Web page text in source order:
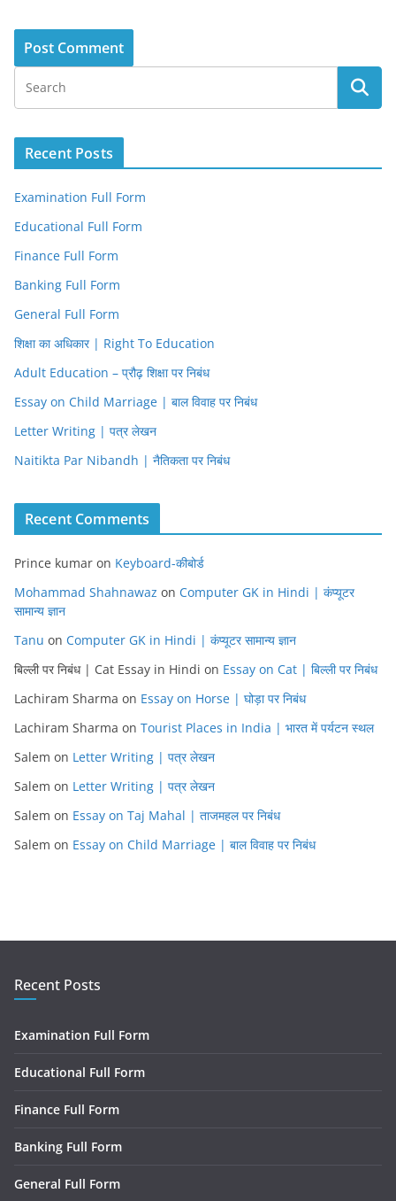
Recent Posts
Examination Full Form
Educational Full Form
Finance Full Form
Banking Full Form
General Full Form
शिक्षा का अधिकार | Right To Education
Adult Education – प्रौढ़ शिक्षा पर निबंध
Essay on Child Marriage | बाल विवाह पर निबंध
Letter Writing | पत्र लेखन
Naitikta Par Nibandh | नैतिकता पर निबंध
Recent Comments
Prince kumar on Keyboard-कीबोर्ड
Mohammad Shahnawaz on Computer GK in Hindi | कंप्यूटर
सामान्य ज्ञान
Tanu on Computer GK in Hindi | कंप्यूटर सामान्य ज्ञान
बिल्ली पर निबंध | Cat Essay in Hindi on Essay on Cat | बिल्ली पर निबंध
Lachiram Sharma on Essay on Horse | घोड़ा पर निबंध
Lachiram Sharma on Tourist Places in India | भारत में पर्यटन स्थल
Salem on Letter Writing | पत्र लेखन
Salem on Letter Writing | पत्र लेखन
Salem on Essay on Taj Mahal | ताजमहल पर निबंध
Salem on Essay on Child Marriage | बाल विवाह पर निबंध
Recent Posts
Examination Full Form
Educational Full Form
Finance Full Form
Banking Full Form
General Full Form